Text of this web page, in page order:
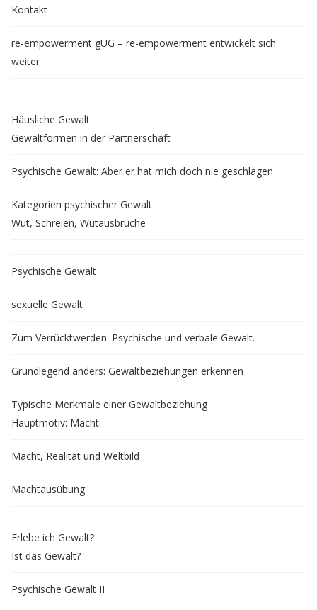
Kontakt
re-empowerment gUG – re-empowerment entwickelt sich
weiter
Häusliche Gewalt
Gewaltformen in der Partnerschaft
Psychische Gewalt: Aber er hat mich doch nie geschlagen
Kategorien psychischer Gewalt
Wut, Schreien, Wutausbrüche
Psychische Gewalt
sexuelle Gewalt
Zum Verrücktwerden: Psychische und verbale Gewalt.
Grundlegend anders: Gewaltbeziehungen erkennen
Typische Merkmale einer Gewaltbeziehung
Hauptmotiv: Macht.
Macht, Realität und Weltbild
Machtausübung
Erlebe ich Gewalt?
Ist das Gewalt?
Psychische Gewalt II